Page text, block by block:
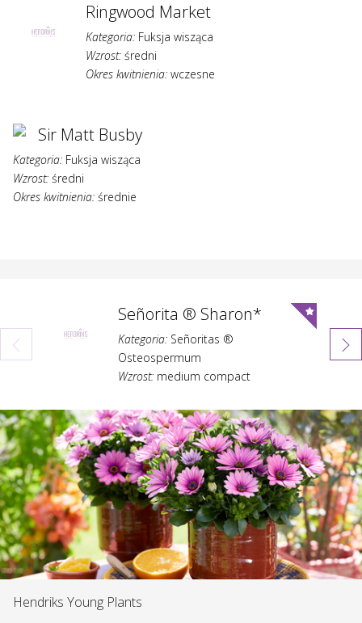
Ringwood Market
Kategoria: Fuksja wisząca
Wzrost: średni
Okres kwitnienia: wczesne
Sir Matt Busby
Kategoria: Fuksja wisząca
Wzrost: średni
Okres kwitnienia: średnie
Señorita ® Sharon*
Kategoria: Señoritas ®
Osteospermum
Wzrost: medium compact
Wzrost:
Hendriks Young Plants